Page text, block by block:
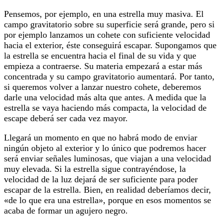
Pensemos, por ejemplo, en una estrella muy masiva. El
campo gravitatorio sobre su superficie será grande, pero si
por ejemplo lanzamos un cohete con suficiente velocidad
hacia el exterior, éste conseguirá escapar. Supongamos que
la estrella se encuentra hacia el final de su vida y que
empieza a contraerse. Su materia empezará a estar más
concentrada y su campo gravitatorio aumentará. Por tanto,
si queremos volver a lanzar nuestro cohete, deberemos
darle una velocidad más alta que antes. A medida que la
estrella se vaya haciendo más compacta, la velocidad de
escape deberá ser cada vez mayor.
Llegará un momento en que no habrá modo de enviar
ningún objeto al exterior y lo único que podremos hacer
será enviar señales luminosas, que viajan a una velocidad
muy elevada. Si la estrella sigue contrayéndose, la
velocidad de la luz dejará de ser suficiente para poder
escapar de la estrella. Bien, en realidad deberíamos decir,
«de lo que era una estrella», porque en esos momentos se
acaba de formar un agujero negro.